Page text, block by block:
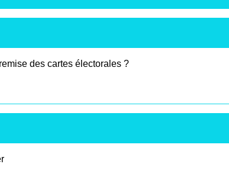
des cartes électorales ?